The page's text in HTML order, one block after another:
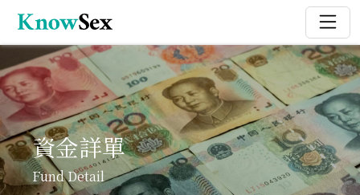
資金詳單
Fund Detail